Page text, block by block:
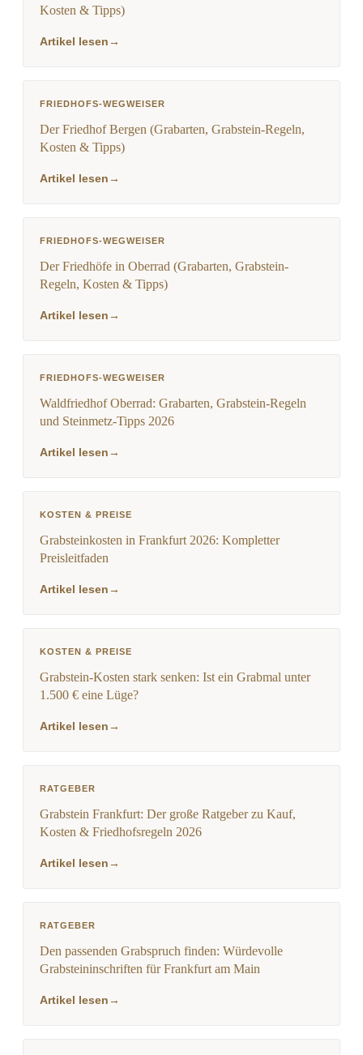
Kosten & Tipps)
Artikel lesen→
FRIEDHOFS-WEGWEISER
Der Friedhof Bergen (Grabarten, Grabstein-Regeln,
Kosten & Tipps)
Artikel lesen→
FRIEDHOFS-WEGWEISER
Der Friedhöfe in Oberrad (Grabarten, Grabstein-
Regeln, Kosten & Tipps)
Artikel lesen→
FRIEDHOFS-WEGWEISER
Waldfriedhof Oberrad: Grabarten, Grabstein-Regeln
und Steinmetz-Tipps 2026
Artikel lesen→
KOSTEN & PREISE
Grabsteinkosten in Frankfurt 2026: Kompletter
Preisleitfaden
Artikel lesen→
KOSTEN & PREISE
Grabstein-Kosten stark senken: Ist ein Grabmal unter
1.500 € eine Lüge?
Artikel lesen→
RATGEBER
Grabstein Frankfurt: Der große Ratgeber zu Kauf,
Kosten & Friedhofsregeln 2026
Artikel lesen→
RATGEBER
Den passenden Grabspruch finden: Würdevolle
Grabsteininschriften für Frankfurt am Main
Artikel lesen→